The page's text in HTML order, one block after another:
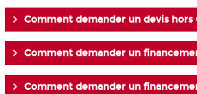
Comment demander un devis hors
Comment demander un
Comment demander un